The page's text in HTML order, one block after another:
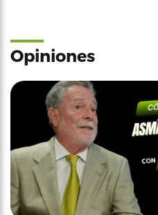
Opiniones